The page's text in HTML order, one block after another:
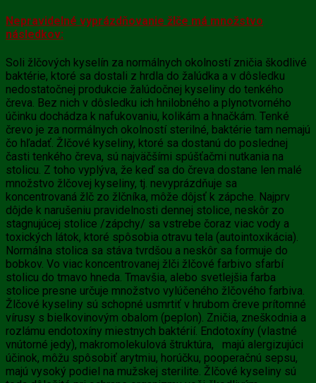
Nepravidelné vyprázdňovanie žlče má množstvo
následkov:
Soli žlčových kyselín za normálnych okolností zničia škodlivé
baktérie, ktoré sa dostali z hrdla do žalúdka a v dôsledku
nedostatočnej produkcie žalúdočnej kyseliny do tenkého
čreva. Bez nich v dôsledku ich hnilobného a plynotvorného
účinku dochádza k nafukovaniu, kolikám a hnačkám. Tenké
črevo je za normálnych okolností sterilné, baktérie tam nemajú
čo hľadať. Žlčové kyseliny, ktoré sa dostanú do poslednej
časti tenkého čreva, sú najväčšími spúšťačmi nutkania na
stolicu. Z toho vyplýva, že keď sa do čreva dostane len malé
množstvo žlčovej kyseliny, tj. nevyprázdňuje sa
koncentrovaná žlč zo žlčníka, môže dôjsť k zápche. Najprv
dôjde k narušeniu pravidelnosti dennej stolice, neskôr zo
stagnujúcej stolice /zápchy/ sa vstrebe čoraz viac vody a
toxických látok, ktoré spôsobia otravu tela (autointoxikácia).
Normálna stolica sa stáva tvrdšou a neskôr sa formuje do
bobkov. Vo viac koncentrovanej žlči žlčové farbivo sfarbí
stolicu do tmavo hneda. Tmavšia, alebo svetlejšia farba
stolice presne určuje množstvo vylúčeného žlčového farbiva.
Žlčové kyseliny sú schopné usmrtiť v hrubom čreve prítomné
vírusy s bielkovinovým obalom (peplon). Zničia, zneškodnia a
rozlámu endotoxíny miestnych baktérií. Endotoxíny (vlastné
vnútorné jedy), makromolekulová štruktúra, majú alergizujúci
účinok, môžu spôsobiť arytmiu, horúčku, pooperačnú sepsu,
majú vysoký podiel na mužskej sterilite. Žlčové kyseliny sú